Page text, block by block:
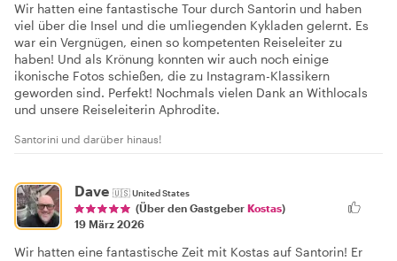
Wir hatten eine fantastische Tour durch Santorin und haben
viel über die Insel und die umliegenden Kykladen gelernt. Es
war ein Vergnügen, einen so kompetenten Reiseleiter zu
haben! Und als Krönung konnten wir auch noch einige
ikonische Fotos schießen, die zu Instagram-Klassikern
geworden sind. Perfekt! Nochmals vielen Dank an Withlocals
und unsere Reiseleiterin Aphrodite.
Santorini und darüber hinaus!
Dave 🇺🇸United States
(Über den Gastgeber Kostas)
19 März 2026
Wir hatten eine fantastische Zeit mit Kostas auf Santorin! Er